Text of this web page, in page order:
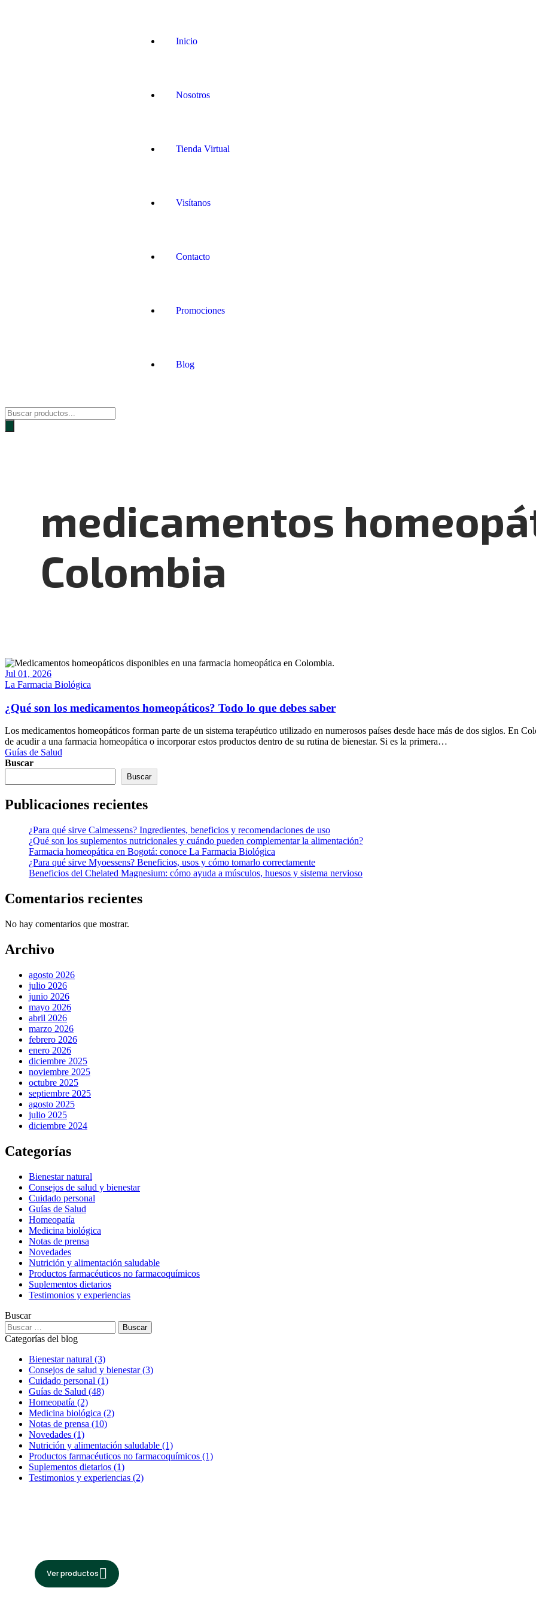
Inicio
Nosotros
Tienda Virtual
Visítanos
Contacto
Promociones
Blog
medicamentos
Colombia
Jul 01, 2026
La Farmacia Biológica
¿Qué son los medicamentos homeopáticos? Todo lo que debes saber
Los medicamentos homeopáticos forman parte de un sistema terapéutico utilizado en numerosos países desde hace más de dos siglos. En
de acudir a una farmacia homeopática o incorporar estos productos dentro de su rutina de bienestar. Si es la primera…
Guías de Salud
Buscar
Buscar
Publicaciones recientes
¿Para qué sirve Calmessens? Ingredientes, beneficios y recomendaciones de uso
¿Qué son los suplementos nutricionales y cuándo pueden complementar la alimentación?
Farmacia homeopática en Bogotá: conoce La Farmacia Biológica
¿Para qué sirve Myoessens? Beneficios, usos y cómo tomarlo correctamente
Beneficios del Chelated Magnesium: cómo ayuda a músculos, huesos y sistema nervioso
Comentarios recientes
No hay comentarios que mostrar.
Archivo
agosto 2026
julio 2026
junio 2026
mayo 2026
abril 2026
marzo 2026
febrero 2026
enero 2026
diciembre 2025
noviembre 2025
octubre 2025
septiembre 2025
agosto 2025
julio 2025
diciembre 2024
Categorías
Bienestar natural
Consejos de salud y bienestar
Cuidado personal
Guías de Salud
Homeopatía
Medicina biológica
Notas de prensa
Novedades
Nutrición y alimentación saludable
Productos farmacéuticos no farmacoquímicos
Suplementos dietarios
Testimonios y experiencias
Buscar
Categorías del blog
Bienestar natural (3)
Consejos de salud y bienestar (3)
Cuidado personal (1)
Guías de Salud (48)
Homeopatía (2)
Medicina biológica (2)
Notas de prensa (10)
Novedades (1)
Nutrición y alimentación saludable (1)
Productos farmacéuticos no farmacoquímicos (1)
Suplementos dietarios (1)
Testimonios y experiencias (2)
Ver productos